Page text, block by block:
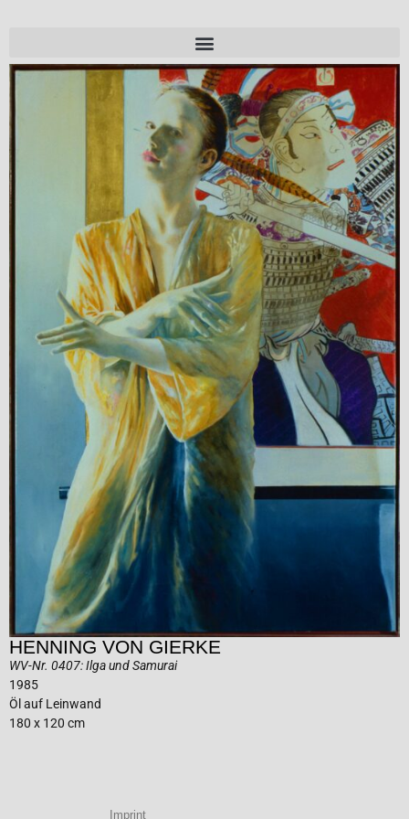
HENNING VON GIERKE
WV-Nr. 0407: Ilga und Samurai
1985
Öl auf Leinwand
180 x 120 cm
Imprint